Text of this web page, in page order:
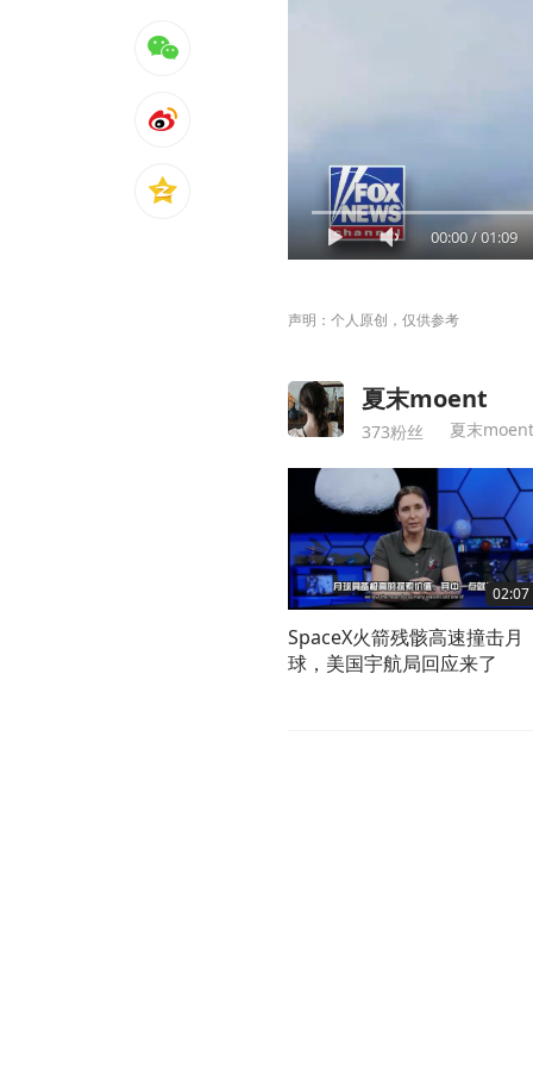
00:00/01:09
声明：个人原创，仅供参考
夏末moent
373粉丝 夏末moent
02:07
SpaceX火箭残骸高速撞击月
球，美国宇航局回应来了